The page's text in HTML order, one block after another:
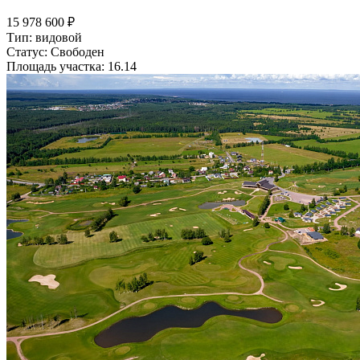
15 978 600 ₽
Тип: видовой
Статус: Свободен
Площадь участка: 16.14